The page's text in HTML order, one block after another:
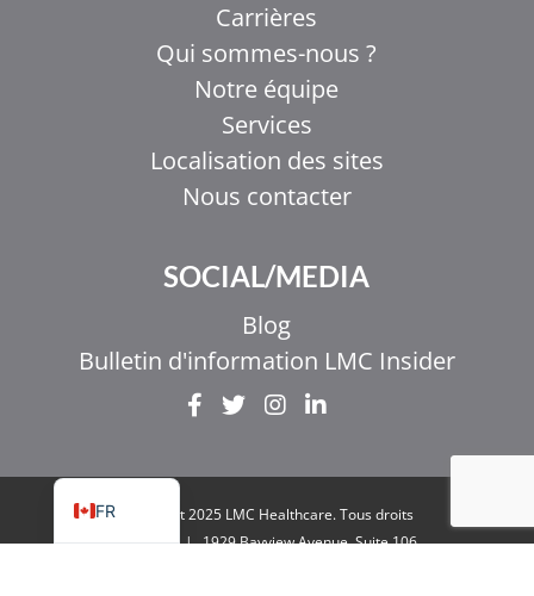
Carrières
Qui sommes-nous ?
Notre équipe
Services
Localisation des sites
Nous contacter
SOCIAL/MEDIA
Blog
Bulletin d'information LMC Insider
Copyright 2025 LMC Healthcare. Tous droits
réservés | 1929 Bayview Avenue. Suite 106
FR
ZH